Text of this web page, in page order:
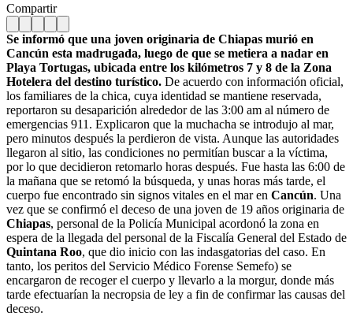
Compartir
Se informó que una joven originaria de Chiapas murió en
Cancún esta madrugada, luego de que se metiera a nadar en
Playa Tortugas, ubicada entre los kilómetros 7 y 8 de la Zona
Hotelera del destino turístico. De acuerdo con información oficial,
los familiares de la chica, cuya identidad se mantiene reservada,
reportaron su desaparición alrededor de las 3:00 am al número de
emergencias 911. Explicaron que la muchacha se introdujo al mar,
pero minutos después la perdieron de vista. Aunque las autoridades
llegaron al sitio, las condiciones no permitían buscar a la víctima,
por lo que decidieron retomarlo horas después. Fue hasta las 6:00 de
la mañana que se retomó la búsqueda, y unas horas más tarde, el
cuerpo fue encontrado sin signos vitales en el mar en Cancún. Una
vez que se confirmó el deceso de una joven de 19 años originaria de
Chiapas, personal de la Policía Municipal acordonó la zona en
espera de la llegada del personal de la Fiscalía General del Estado de
Quintana Roo, que dio inicio con las indasgatorias del caso. En
tanto, los peritos del Servicio Médico Forense Semefo) se
encargaron de recoger el cuerpo y llevarlo a la morgur, donde más
tarde efectuarían la necropsia de ley a fin de confirmar las causas del
deceso.